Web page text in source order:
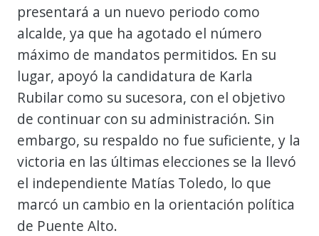
presentará a un nuevo periodo como
alcalde, ya que ha agotado el número
máximo de mandatos permitidos. En su
lugar, apoyó la candidatura de Karla
Rubilar como su sucesora, con el objetivo
de continuar con su administración. Sin
embargo, su respaldo no fue suficiente, y la
victoria en las últimas elecciones se la llevó
el independiente Matías Toledo, lo que
marcó un cambio en la orientación política
de Puente Alto.